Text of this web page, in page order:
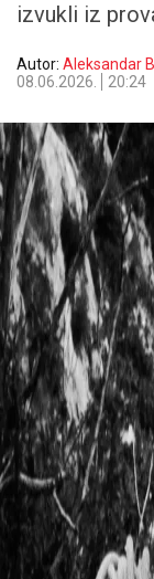
izvukli iz
Autor: Aleksandar
08.06.2026.
20:24